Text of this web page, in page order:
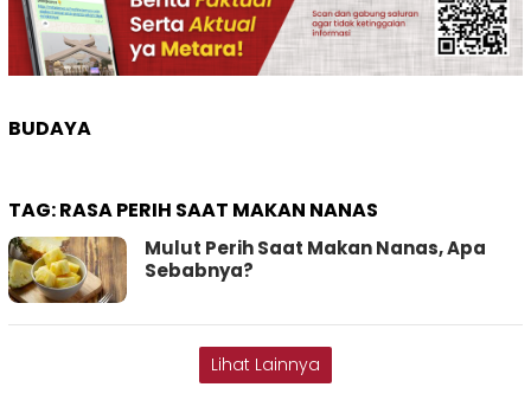
BUDAYA
TAG:RASA PERIH SAAT MAKAN NANAS
Mulut Perih Saat Makan Nanas, Apa
Sebabnya?
Lihat Lainnya